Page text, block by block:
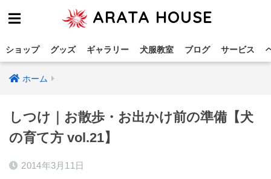
ARATA HOUSE
ショップ グッズ ギャラリー 犬服教室 ブログ サービス
ホーム
しつけ｜お散歩・お出かけ前の準備【犬
の育て方 vol.21】
2014年3月11日